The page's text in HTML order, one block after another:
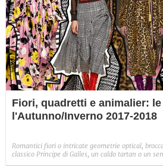
Fiori, quadretti e animalier:
l'Autunno/Inverno 2017-2018
Romantici fiori o intricate geometrie optical,
classico Principe di Galles, un caldo tartan o un